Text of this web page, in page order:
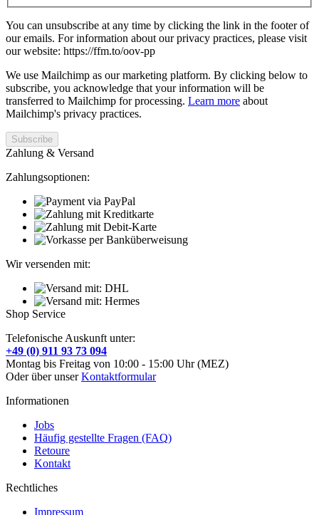
You can unsubscribe at any time by clicking the link in the footer of
our emails. For information about our privacy practices, please visit
our website: https://ffm.to/oov-pp
We use Mailchimp as our marketing platform. By clicking below to
subscribe, you acknowledge that your information will be
transferred to Mailchimp for processing. Learn more about
Mailchimp's privacy practices.
Zahlung & Versand
Zahlungsoptionen:
Wir versenden mit:
Shop Service
Telefonische Auskunft unter:
+49 (0) 911 93 73 094
Montag bis Freitag von 10:00 - 15:00 Uhr (MEZ)
Oder über unserKontaktformular
Informationen
Jobs
Häufig gestellte Fragen (FAQ)
Retoure
Kontakt
Rechtliches
Impressum